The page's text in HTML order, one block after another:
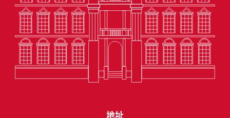
地址